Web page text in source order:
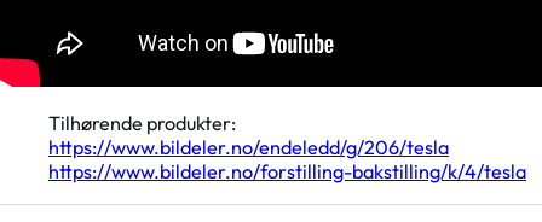
Tilhørende produkter:
https://www.bildeler.no/endeledd/g/206/tesla
https://www.bildeler.no/forstilling-bakstilling/k/4/tesla